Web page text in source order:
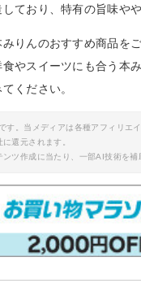
ており、特有の旨味や
りんのおすすめ商品を
やスイーツにも合う本
ください。
す。当メディアは各種アフィリエ
還元されます。
ツ作成に当たり、一部AI技術を補